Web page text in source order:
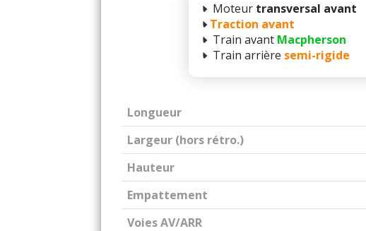
Moteur transversal avant
Traction avant
Train avant Macpherson
Train arrière semi-rigide
Longueur
Largeur (hors rétro.)
Hauteur
Empattement
Voies AV/ARR